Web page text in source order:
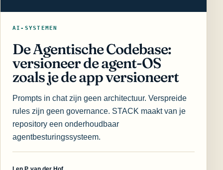
AI-SYSTEMEN
De Agentische Codebase:
versioneer de agent-OS
zoals je de app versioneert
Prompts in chat zijn geen architectuur. Verspreide
rules zijn geen governance. STACK maakt van je
repository een onderhoudbaar
agentbesturingssysteem.